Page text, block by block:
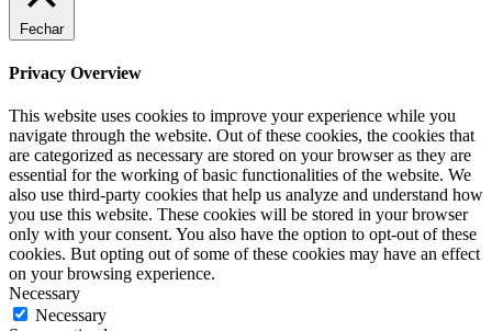
Fechar
Privacy Overview
This website uses cookies to improve your experience while you
navigate through the website. Out of these cookies, the cookies that
are categorized as necessary are stored on your browser as they are
essential for the working of basic functionalities of the website. We
also use third-party cookies that help us analyze and understand how
you use this website. These cookies will be stored in your browser
only with your consent. You also have the option to opt-out of these
cookies. But opting out of some of these cookies may have an effect
on your browsing experience.
Necessary
Necessary